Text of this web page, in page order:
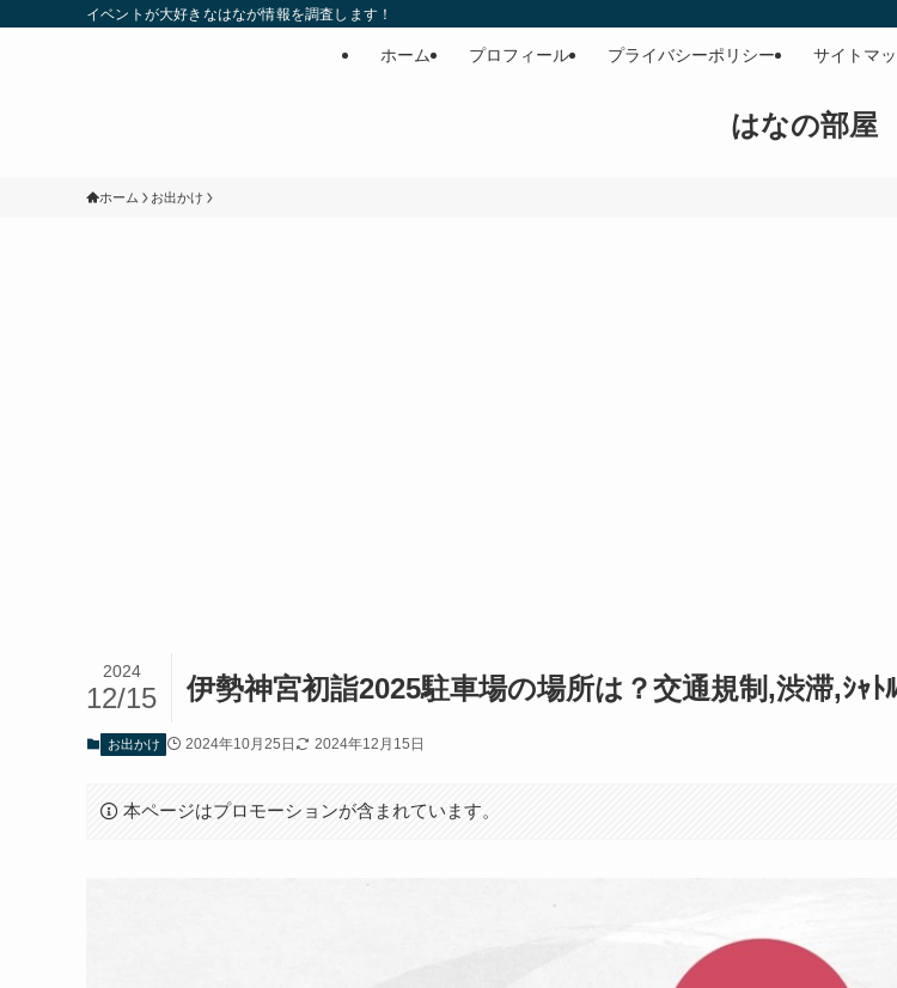
イベントが大好きなはなが情報を調査します！
はなの部屋
ホーム プロフィール プライバシーポリシー サイトマ
ホーム お出かけ
伊勢神宮初詣2025駐車場の場所は？交通規制,渋滞,ｼｬﾄ
2024
12/15
お出かけ 2024年10月25日 2024年12月15日
本ページはプロモーションが含まれています。